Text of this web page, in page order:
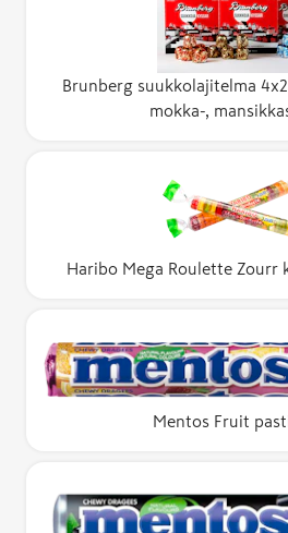
Brunberg suukkolajitelma
mokka-,
Haribo Mega Roulette Zourr
Mentos Fruit